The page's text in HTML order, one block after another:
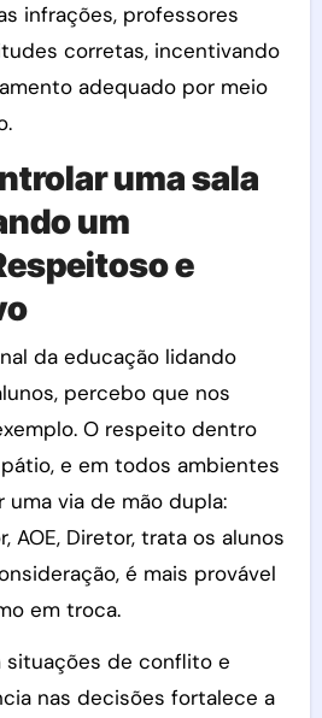
infrações, professores
corretas, incentivando
adequado por meio
uma sala
um
e
da educação lidando
percebo que nos
O respeito dentro
e em todos ambientes
uma via de mão dupla:
AOE, Diretor, trata os alunos
é mais provável
em troca.
situações de conflito e
nas decisões fortalece a